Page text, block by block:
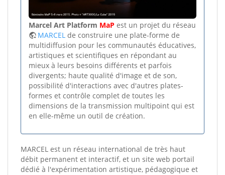
Marcel Art Platform MaP est un projet du réseau
MARCEL de construire une plate-forme de
multidiffusion pour les communautés éducatives,
artistiques et scientifiques en répondant au
mieux à leurs besoins différents et parfois
divergents; haute qualité d'image et de son,
possibilité d'interactions avec d'autres plates-
formes et contrôle complet de toutes les
dimensions de la transmission multipoint qui est
en elle-même un outil de création.
MARCEL est un réseau international de très haut
débit permanent et interactif, et un site web portail
dédié à l'expérimentation artistique, pédagogique et